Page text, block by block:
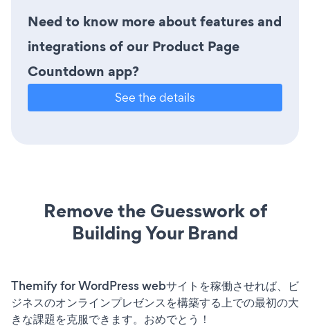
Need to know more about features and
integrations of our Product Page
Countdown app?
See the details
Remove the Guesswork of
Building Your Brand
Themify for WordPress webサイトを稼働させれば、ビ
ジネスのオンラインプレゼンスを構築する上での最初の大
きな課題を克服できます。おめでとう！